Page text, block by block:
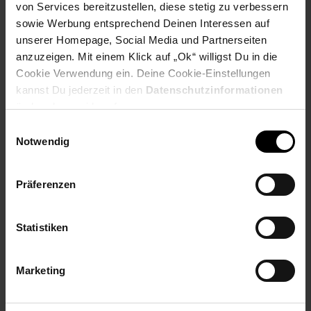
von Services bereitzustellen, diese stetig zu verbessern
sowie Werbung entsprechend Deinen Interessen auf
unserer Homepage, Social Media und Partnerseiten
anzuzeigen. Mit einem Klick auf „Ok“ willigst Du in die
Cookie Verwendung ein. Deine Cookie-Einstellungen
kannst Du jederzeit in den Datenschutzinformationen
ändern bzw. widerrufen.
Notwendig
Präferenzen
Statistiken
Marketing
Alles in allem ist der SUENO ein moderner Allround-
Massagesessel mit umfangreichen Funktionen. Genieße jetzt
eine erholsame Massage!
Produktdetails
Kunstleder / 100% Polyurethane
Luftdruckmassage
32 Luftkissen mit veränderbarem Druck (Schulter, Arme,
Massagerollen Rückenbereich: 12